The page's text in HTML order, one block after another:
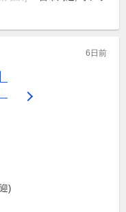
6日前
)